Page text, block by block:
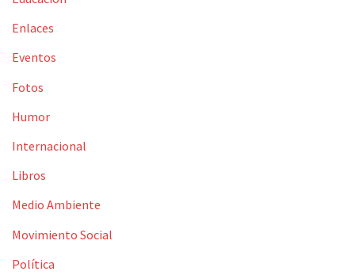
Enlaces
Eventos
Fotos
Humor
Internacional
Libros
Medio Ambiente
Movimiento Social
Política